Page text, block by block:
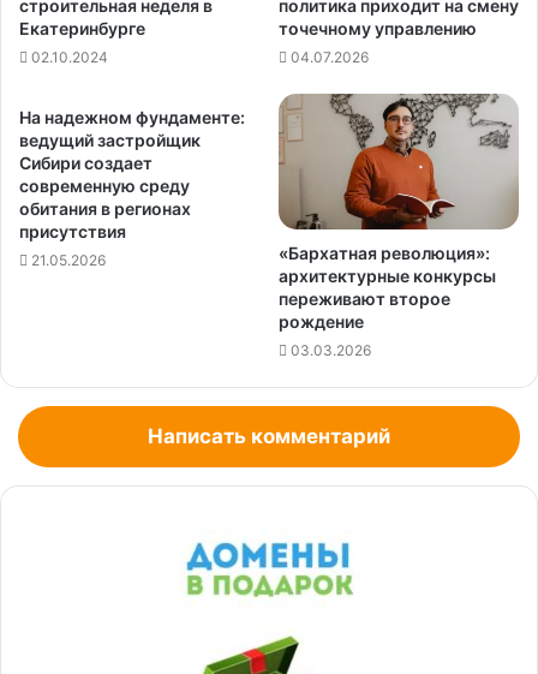
строительная неделя в
Екатеринбурге
02.10.2024
политика приходит на смену
точечному управлению
04.07.2026
На надежном фундаменте:
ведущий застройщик
Сибири создает
современную среду
обитания в регионах
присутствия
21.05.2026
«Бархатная революция»:
архитектурные конкурсы
переживают второе
рождение
03.03.2026
Написать комментарий